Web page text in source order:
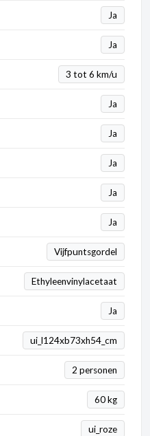
Ja
Ja
3 tot 6 km/u
Ja
Ja
Ja
Ja
Ja
Vijfpuntsgordel
Ethyleenvinylacetaat
Ja
ui_l124xb73xh54_cm
2 personen
60 kg
ui_roze